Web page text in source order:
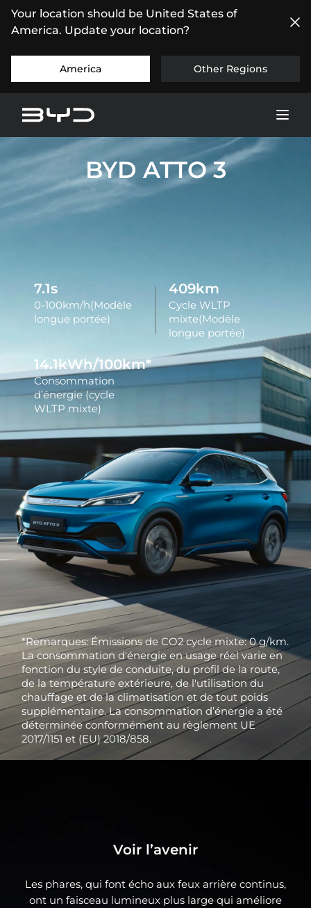
Your location should be United States of
America. Update your location?
America Other Regions
BYD ATTO 3
7.3s
0-100km/h(Modèle
longue portée)
419km
Cycle WLTP
mixte(Modèle
longue portée)
14.5kWh/100km*
Consommation
d’énergie (cycle
WLTP mixte)
*Remarques: Émissions de CO2 cycle mixte: 0 g/km.
La consommation d'énergie en usage réel varie en
fonction du style de conduite, du profil de la route,
de la température extérieure, de l'utilisation du
chauffage et de la climatisation et de tout poids
supplémentaire. La consommation d’énergie a été
déterminée conformément au règlement UE
2017/1151 et (EU) 2018/858.
Voir l’avenir
Les phares, qui font écho aux feux arrière continus,
ont un faisceau lumineux plus large qui améliore